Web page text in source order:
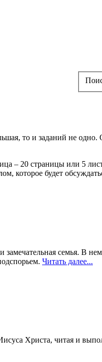
то и заданий не
– 20 страницы или 5
которое будет
семья. В
Читать далее...
Христа, читая и